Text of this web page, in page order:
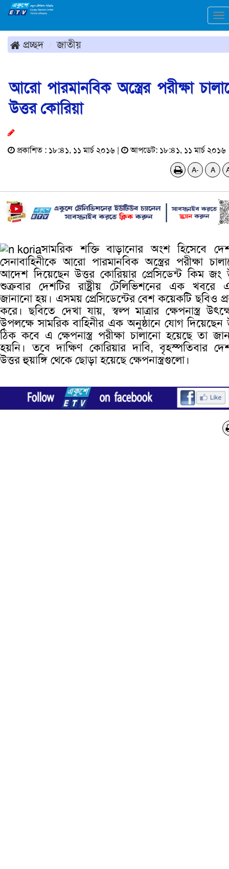
প্রচ্ছদ জাতীয়
আরো পারমানবিক অস্ত্রের পরীক্ষা
উত্তর কোরিয়া
প্রকাশিত : ১৮:৪১, ১১ মার্চ ২০১৬ | আপডেট: ১৮:৪১, ১১ মার্চ ২০১৬
A- A
সামরিক শক্তি বাড়ানোর অংশ হিসেবে
সেনাবাহিনীকে আরো পারমানবিক অস্ত্রের পরীক্ষা
আদেশ দিয়েছেন উত্তর কোরিয়ার প্রেসিডেন্ট কিম জং
শুক্রবার দেশটির রাষ্ট্রীয় টেলিভিশনের এক খবরে
জানানো হয়। এসময় প্রেসিডেন্টের বেশ কয়েকটি ছবিও
করে। ছবিতে দেখা যায়, স্বল্প মাত্রার ক্ষেপনাস্ত্র
উপলক্ষে সামরিক বাহিনীর এক অনুষ্ঠানে যোগ দিয়েছেন
ঠিক কবে এ ক্ষেপনাস্ত্র পরীক্ষা চালানো হয়েছে তা
হয়নি। তবে দাক্ষিণ কোরিয়ার দাবি, বৃহস্পতিবার
উত্তর হুয়াঙ্গি থেকে ছোড়া হয়েছে ক্ষেপনাস্ত্রগুলো।